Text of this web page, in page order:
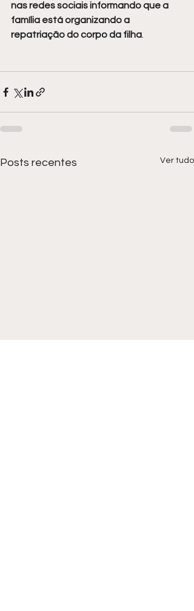
nas redes sociais informando que a
família está organizando a
repatriação do corpo da filha.
Posts recentes Ver tudo